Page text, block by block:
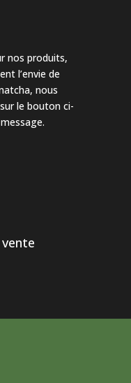
nos produits,
l’envie de
nous
le bouton ci-